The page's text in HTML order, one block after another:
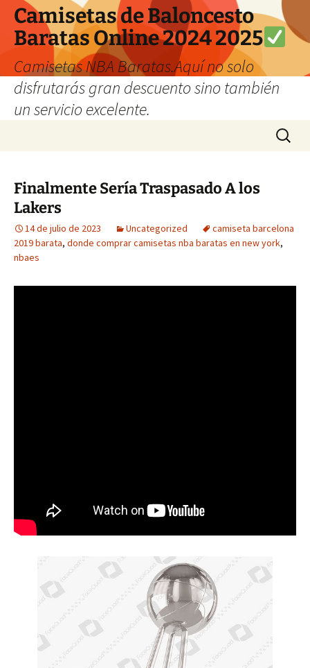
Camisetas de Baloncesto
Baratas Online 2024 2025
Camisetas NBA Baratas.Aquí no solo
disfrutarás gran descuento sino también
un servicio excelente.
Buscar:
Finalmente Sería Traspasado A los
Lakers
14 de julio de 2023 Uncategorized
camiseta barcelona
2019 barata, donde comprar camisetas nba baratas en new york,
nbaes